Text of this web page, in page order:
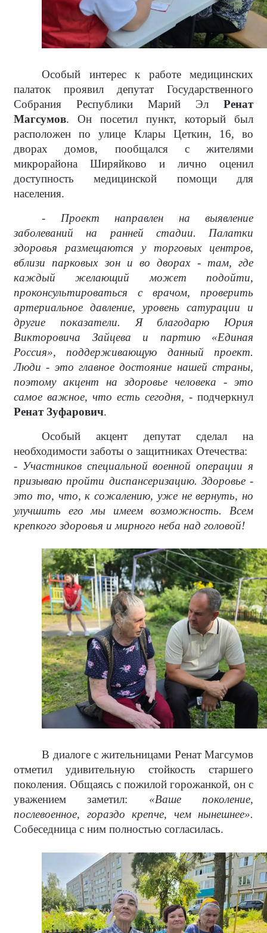
Особый интерес к работе медицинских
палаток проявил депутат Государственного
Собрания Республики Марий Эл Ренат
Магсумов. Он посетил пункт, который был
расположен по улице Клары Цеткин, 16, во
дворах домов, пообщался с жителями
микрорайона Ширяйково и лично оценил
доступность медицинской помощи для
населения.
- Проект направлен на выявление
заболеваний на ранней стадии. Палатки
здоровья размещаются у торговых центров,
вблизи парковых зон и во дворах - там, где
каждый желающий может подойти,
проконсультироваться с врачом, проверить
артериальное давление, уровень сатурации и
другие показатели. Я благодарю Юрия
Викторовича Зайцева и партию «Единая
Россия», поддерживающую данный проект.
Люди - это главное достояние нашей страны,
поэтому акцент на здоровье человека - это
самое важное, что есть сегодня, - подчеркнул
Ренат Зуфарович.
Особый акцент депутат сделал на
необходимости заботы о защитниках Отечества:
- Участников специальной военной операции я
призываю пройти диспансеризацию. Здоровье -
это то, что, к сожалению, уже не вернуть, но
улучшить его мы имеем возможность. Всем
крепкого здоровья и мирного неба над головой!
В диалоге с жительницами Ренат Магсумов
отметил удивительную стойкость старшего
поколения. Общаясь с пожилой горожанкой, он с
уважением заметил: «Ваше поколение,
послевоенное, гораздо крепче, чем нынешнее».
Собеседница с ним полностью согласилась.